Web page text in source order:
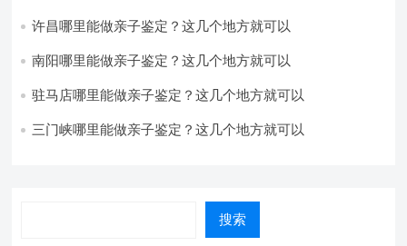
许昌哪里能做亲子鉴定？这几个地方就可以
南阳哪里能做亲子鉴定？这几个地方就可以
驻马店哪里能做亲子鉴定？这几个地方就可以
三门峡哪里能做亲子鉴定？这几个地方就可以
搜索